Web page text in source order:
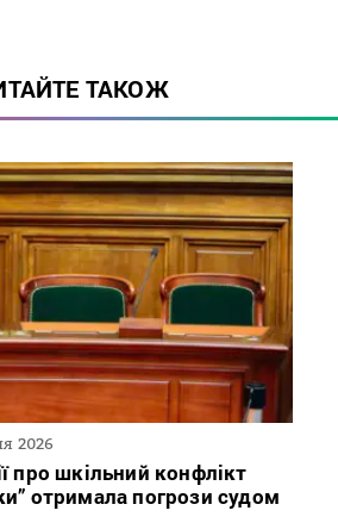
ТАКОЖ
2026
про шкільний конфлікт
отримала погрози судом